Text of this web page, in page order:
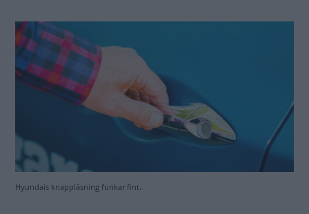
Hyundais knapplåsning funkar fint.